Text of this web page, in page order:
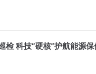
检 科技“硬核”护航能源保